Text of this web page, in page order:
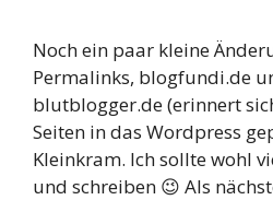
Noch ein paar kleine
Permalinks, blogfundi.de
blutblogger.de (erinnert
Seiten in das Wordpress
Kleinkram. Ich sollte wohl
und schreiben 😉 Als